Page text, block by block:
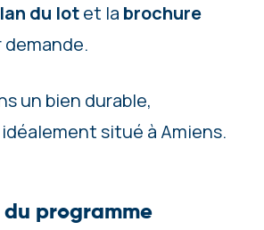
du lotet la brochure
demande.
un bien durable,
situé à Amiens.
du programme